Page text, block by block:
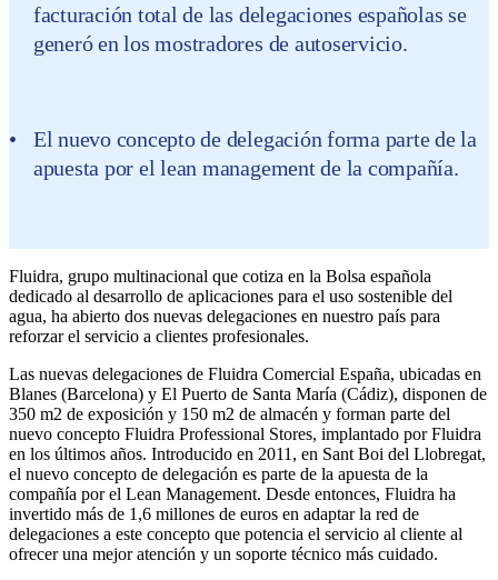
facturación total de las delegaciones españolas se
generó en los mostradores de autoservicio.
El nuevo concepto de delegación forma parte de la
apuesta por el lean management de la compañía.
Fluidra, grupo multinacional que cotiza en la Bolsa española
dedicado al desarrollo de aplicaciones para el uso sostenible del
agua, ha abierto dos nuevas delegaciones en nuestro país para
reforzar el servicio a clientes profesionales.
Las nuevas delegaciones de Fluidra Comercial España, ubicadas en
Blanes (Barcelona) y El Puerto de Santa María (Cádiz), disponen de
350 m2 de exposición y 150 m2 de almacén y forman parte del
nuevo concepto Fluidra Professional Stores, implantado por Fluidra
en los últimos años. Introducido en 2011, en Sant Boi del Llobregat,
el nuevo concepto de delegación es parte de la apuesta de la
compañía por el Lean Management. Desde entonces, Fluidra ha
invertido más de 1,6 millones de euros en adaptar la red de
delegaciones a este concepto que potencia el servicio al cliente al
ofrecer una mejor atención y un soporte técnico más cuidado.